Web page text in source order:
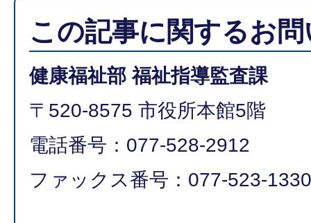
この記事に関するお
健康福祉部 福祉指導監査課
〒520-8575 市役所本館5階
電話番号：077-528-2912
ファックス番号：077-523-1330